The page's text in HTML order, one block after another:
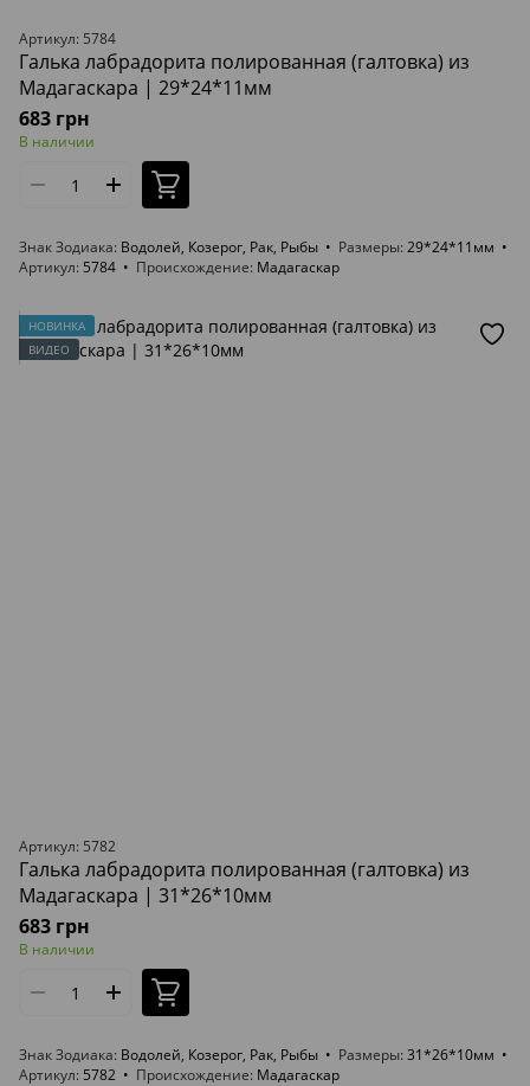
Артикул: 5784
Галька лабрадорита полированная (галтовка) из
Мадагаскара | 29*24*11мм
683 грн
В наличии
Знак Зодиака Водолей, Козерог, Рак, Рыбы Размеры 29*24*11мм
Артикул 5784 Происхождение Мадагаскар
НОВИНКА
ВИДЕО
Артикул: 5782
Галька лабрадорита полированная (галтовка) из
Мадагаскара | 31*26*10мм
683 грн
В наличии
Знак Зодиака Водолей, Козерог, Рак, Рыбы Размеры 31*26*10мм
Артикул 5782 Происхождение Мадагаскар